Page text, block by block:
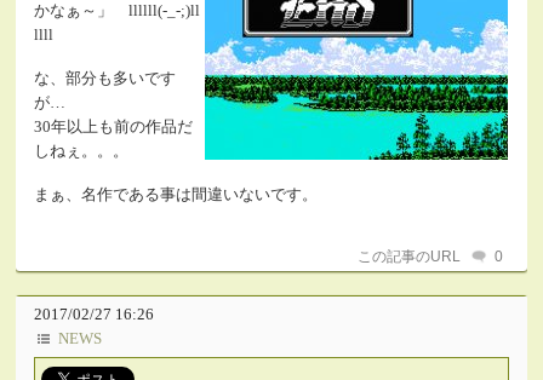
かなぁ～」 llllll(-_-;)ll
llll
な、部分も多いです
が…
30年以上も前の作品だ
しねぇ。。。
まぁ、名作である事は間違いないです。
この記事のURL 0
2017/02/27 16:26
NEWS